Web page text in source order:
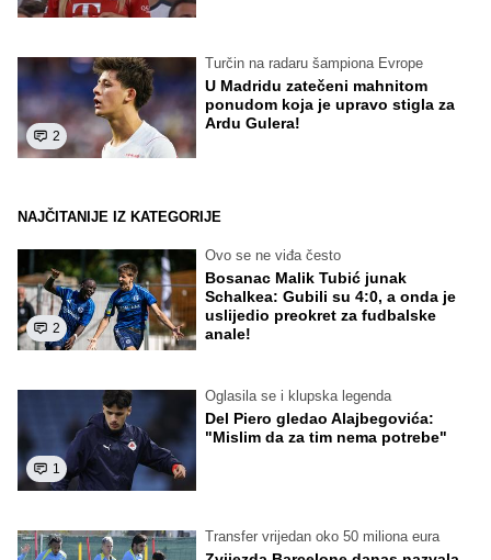
2
Turčin na radaru šampiona Evrope
U Madridu zatečeni mahnitom
ponudom koja je upravo stigla za
Ardu Gulera!
NAJČITANIJE IZ KATEGORIJE
2
Ovo se ne viđa često
Bosanac Malik Tubić junak
Schalkea: Gubili su 4:0, a onda je
uslijedio preokret za fudbalske
anale!
1
Oglasila se i klupska legenda
Del Piero gledao Alajbegovića:
"Mislim da za tim nema potrebe"
Transfer vrijedan oko 50 miliona eura